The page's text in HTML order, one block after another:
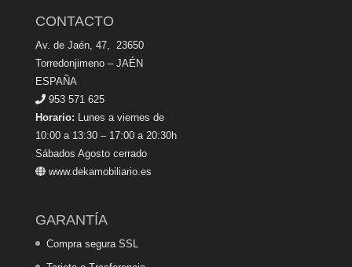
CONTACTO
Av. de Jaén, 47, 23650
Torredonjimeno – JAÉN
ESPAÑA
953 571 625
Horario: Lunes a viernes de
10:00 a 13:30 – 17:00 a 20:30h
Sábados Agosto cerrado
www.dekamobiliario.es
GARANTÍA
Compra segura SSL